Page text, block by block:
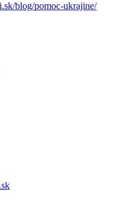
blog/pomoc-ukrajine/